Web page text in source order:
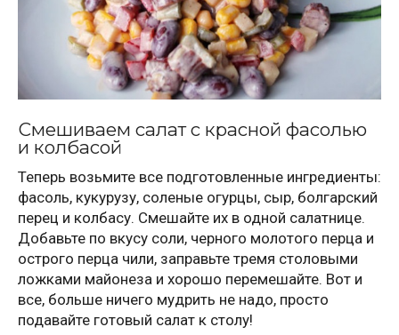
Смешиваем салат с красной фасолью
и колбасой
Теперь возьмите все подготовленные ингредиенты:
фасоль, кукурузу, соленые огурцы, сыр, болгарский
перец и колбасу. Смешайте их в одной салатнице.
Добавьте по вкусу соли, черного молотого перца и
острого перца чили, заправьте тремя столовыми
ложками майонеза и хорошо перемешайте. Вот и
все, больше ничего мудрить не надо, просто
подавайте готовый салат к столу!